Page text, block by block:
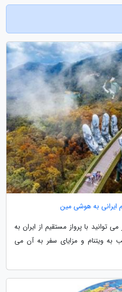
ایرانی به هوشی مین
توانید با پرواز مستقیم از ایران به
به ویتنام و مزایای سفر به آن می